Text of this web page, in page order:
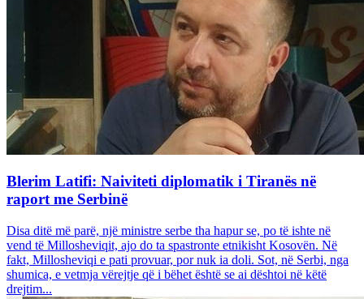
Blerim Latifi: Naiviteti diplomatik i Tiranës në
raport me Serbinë
Disa ditë më parë, një ministre serbe tha hapur se, po të ishte në
vend të Millosheviqit, ajo do ta spastronte etnikisht Kosovën. Në
fakt, Millosheviqi e pati provuar, por nuk ia doli. Sot, në Serbi, nga
shumica, e vetmja vërejtje që i bëhet është se ai dështoi në këtë
drejtim...